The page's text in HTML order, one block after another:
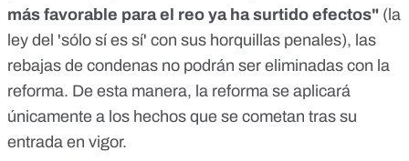
más favorable para el reo ya ha surtido efectos" (la
ley del 'sólo sí es sí' con sus horquillas penales), las
rebajas de condenas no podrán ser eliminadas con la
reforma. De esta manera, la reforma se aplicará
únicamente a los hechos que se cometan tras su
entrada en vigor.